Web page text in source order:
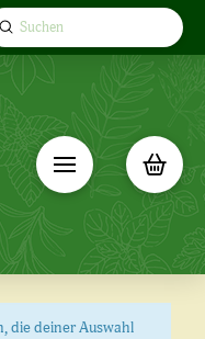
Submit
die deiner Auswahl